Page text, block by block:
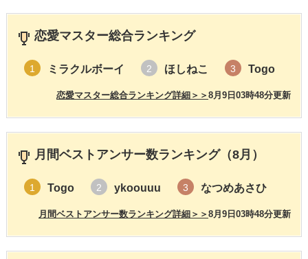
恋愛マスター総合ランキング
1 ミラクルボーイ 2 ほしねこ 3 Togo
8月9日03時48分更新
恋愛マスター総合ランキング詳細＞＞
月間ベストアンサー数ランキング（8月）
1 Togo 2 ykoouuu 3 なつめあさひ
8月9日03時48分更新
月間ベストアンサー数ランキング詳細＞＞